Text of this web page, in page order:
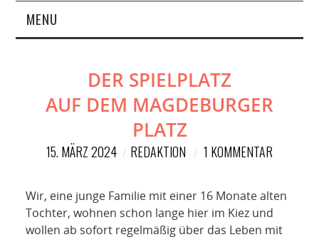
MENU
RUBRIKEN
NETZWERK
SPONSORING
DER SPIELPLATZ
AUF DEM MAGDEBURGER
PLATZ
15. MÄRZ 2024 REDAKTION 1 KOMMENTAR
Wir, eine junge Familie mit einer 16 Monate alten
Tochter, wohnen schon lange hier im Kiez und
wollen ab sofort regelmäßig über das Leben mit